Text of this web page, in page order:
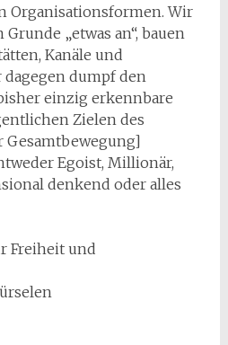
Organisationsformen. Wir
„etwas an“, bauen
Kanäle und
dagegen dumpf den
einzig erkennbare
Zielen des
Gesamtbewegung]
Egoist, Millionär,
denkend oder alles
Freiheit und